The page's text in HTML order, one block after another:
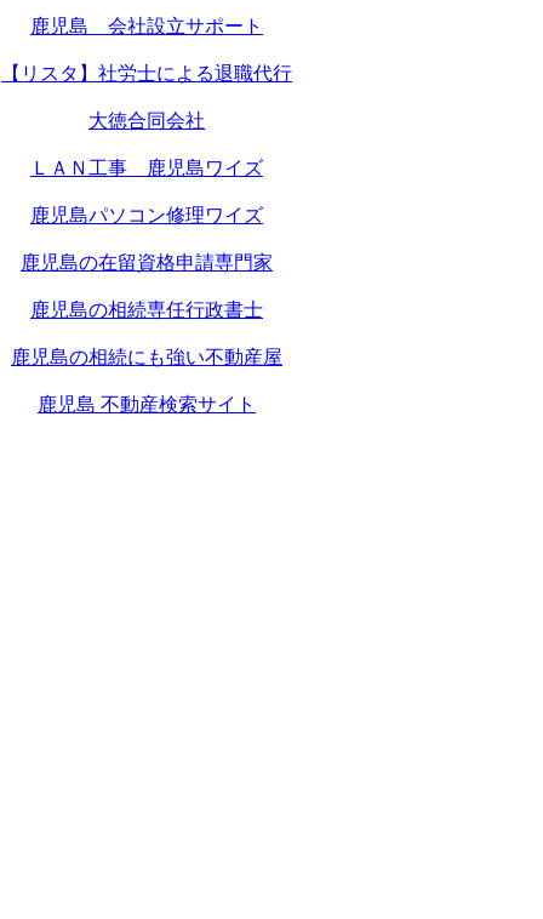
鹿児島 会社設立サポート
【リスタ】社労士による退職代行
大徳合同会社
ＬＡＮ工事 鹿児島ワイズ
鹿児島パソコン修理ワイズ
鹿児島の在留資格申請専門家
鹿児島の相続専任行政書士
鹿児島の相続にも強い不動産屋
鹿児島 不動産検索サイト